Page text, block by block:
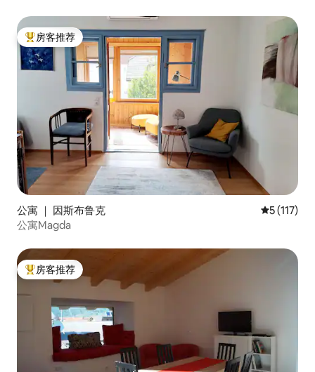
热门「房客推荐」
房客推荐
公寓 ｜ 因斯布鲁克 平均评分 5
5 (117)
公寓Magda
热门「房客推荐」
房客推荐